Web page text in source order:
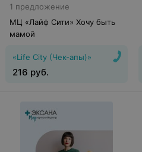
1 предложение
МЦ «Лайф Сити» Хочу быть
мамой
«Life City (Чек-апы)»
216 руб.